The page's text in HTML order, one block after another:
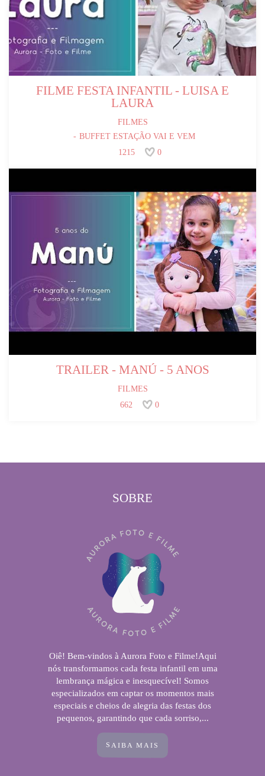
FILME FESTA INFANTIL - LUISA E
LAURA
FILMES
BUFFET ESTAÇÃO VAI E VEM
1215
0
TRAILER - MANÚ - 5 ANOS
FILMES
662
0
SOBRE
Oiê! Bem-vindos à Aurora Foto e Filme!Aqui
nós transformamos cada festa infantil em uma
lembrança mágica e inesquecível! Somos
especializados em captar os momentos mais
especiais e cheios de alegria das festas dos
pequenos, garantindo que cada sorriso,...
SAIBA MAIS